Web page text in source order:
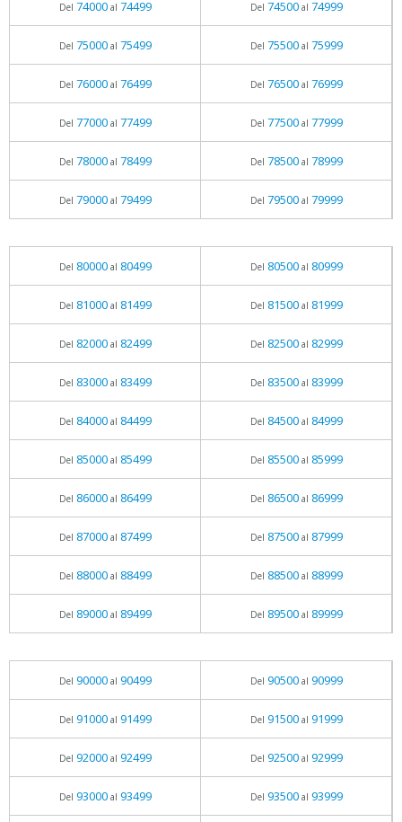
Del 74000al 74499 Del 74500al 74999
Del 75000al 75499 Del 75500al 75999
Del 76000al 76499 Del 76500al 76999
Del 77000al 77499 Del 77500al 77999
Del 78000al 78499 Del 78500al 78999
Del 79000al 79499 Del 79500al 79999
Del 80000al 80499 Del 80500al 80999
Del 81000al 81499 Del 81500al 81999
Del 82000al 82499 Del 82500al 82999
Del 83000al 83499 Del 83500al 83999
Del 84000al 84499 Del 84500al 84999
Del 85000al 85499 Del 85500al 85999
Del 86000al 86499 Del 86500al 86999
Del 87000al 87499 Del 87500al 87999
Del 88000al 88499 Del 88500al 88999
Del 89000al 89499 Del 89500al 89999
Del 90000al 90499 Del 90500al 90999
Del 91000al 91499 Del 91500al 91999
Del 92000al 92499 Del 92500al 92999
Del 93000al 93499 Del 93500al 93999